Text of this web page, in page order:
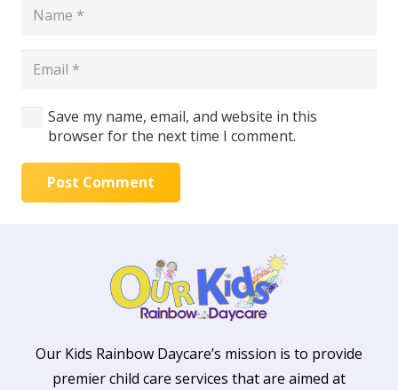
Save my name, email, and website in this
browser for the next time I comment.
Post Comment
Our Kids Rainbow Daycare’s mission is to provide
premier child care services that are aimed at